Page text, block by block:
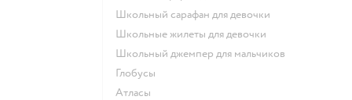
Школьный сарафан для девочки
Школьные жилеты для девочки
Школьный джемпер для мальчиков
Глобусы
Атласы